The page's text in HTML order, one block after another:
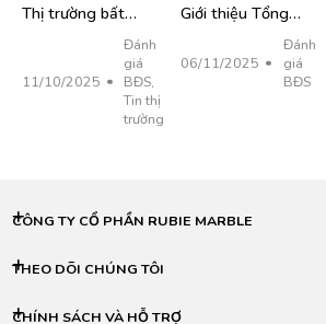
Thị trường bất
Nẵng: Cuộc đổ bộ
của giới đầu tư Hà
11/10/2025
Đánh
giá
BĐS,
Tin thị
trường
Giới thiệu Tổng
Động Sản Sơn
06/11/2025
Đánh
giá
BĐS
CÔNG TY CỔ PHẦN RUBIE MARBLE
THEO DÕI CHÚNG TÔI
CHÍNH SÁCH VÀ HỖ TRỢ